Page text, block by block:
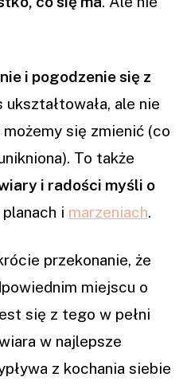
i pogodzenie się z
ukształtowała, ale nie
się zmienić (co
To także
i radości myśli o
i marzeniach.
przekonanie, że
miejscu o
się z tego w pełni
w najlepsze
z kochania siebie